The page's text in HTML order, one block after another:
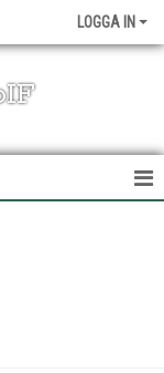
LOGGA IN